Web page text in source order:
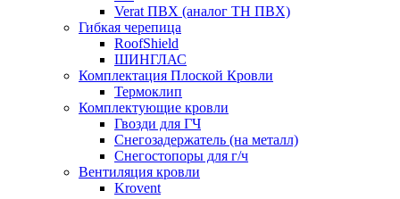
Verat ПВХ (аналог ТН ПВХ)
Гибкая черепица
RoofShield
ШИНГЛАС
Комплектация Плоской Кровли
Термоклип
Комплектующие кровли
Гвозди для ГЧ
Снегозадержатель (на металл)
Снегостопоры для г/ч
Вентиляция кровли
Krovent